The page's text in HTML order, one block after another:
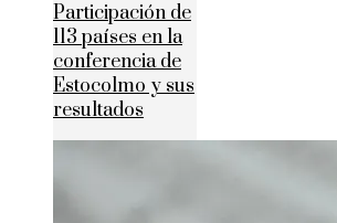
Participación de
113 países en la
conferencia de
Estocolmo y sus
resultados